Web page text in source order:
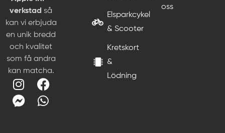
verkstad så
kan vi erbjuda
en unik bredd
och kvalitet
som få andra
kan matcha.
Elsparkcykel
& Scooter
Kretskort
&
Lödning
oss